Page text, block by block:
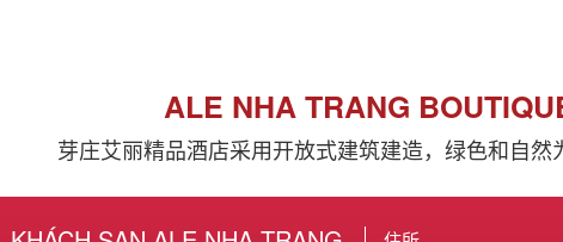
ALE NHA TRANG
芽庄艾丽精品酒店采用开放式建筑建造，绿色和自然